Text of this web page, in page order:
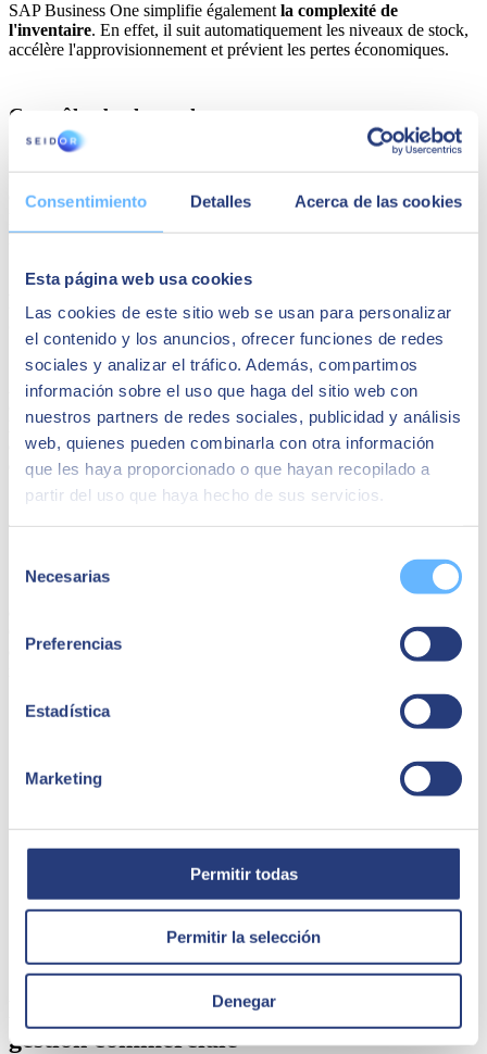
Consentimiento Detalles Acerca de las cookies
Esta página web usa cookies
Las cookies de este sitio web se usan para personalizar
el contenido y los anuncios, ofrecer funciones de redes
sociales y analizar el tráfico. Además, compartimos
información sobre el uso que haga del sitio web con
nuestros partners de redes sociales, publicidad y análisis
web, quienes pueden combinarla con otra información
que les haya proporcionado o que hayan recopilado a
partir del uso que haya hecho de sus servicios.
Necesarias
Preferencias
Estadística
Marketing
Permitir todas
Permitir la selección
Denegar
SAP Business One simplifie également la complexité de
l'inventaire. En effet, il suit automatiquement les niveaux de stock,
accélère l'approvisionnement et prévient les pertes économiques.
Contrôle absolu sur les ventes
Cet ERP inclut desfonctions de ventequi vont de la génération de
devis à la facturation,
optimisant la gestion de chaque étape. Les
planification précise et stratégique.
Rapports et analyses pour prendre de meilleures
décisions
Avec cette plateforme, vous parviendrez à transformer les données
obtenues par votre entreprise en rapports qui vous aident à
prendre
les meilleures décisions. Obtenez des rapports sur les ventes, les
dépenses et les tendances du marché et établissez les prochaines
étapes en tenant compte de toutes ces informations.
Vision globale mise à jour et en temps réel
tableaux de bord dynamiquesavec
de votre
entreprise et vous permet de faire les ajustements nécessaires le plus
L'impact de SAP Business One sur la
gestion commerciale